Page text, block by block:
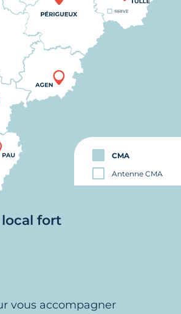
CMA
Antenne CMA
fort
vous accompagner